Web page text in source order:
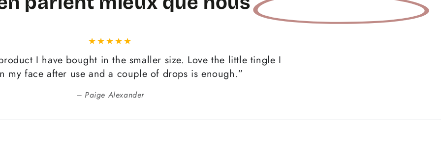
I have bought in the smaller size. Love the little tingle I
my face after use and a couple of drops is enough.”
Paige Alexander